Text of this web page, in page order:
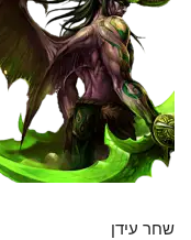
שחר עידן